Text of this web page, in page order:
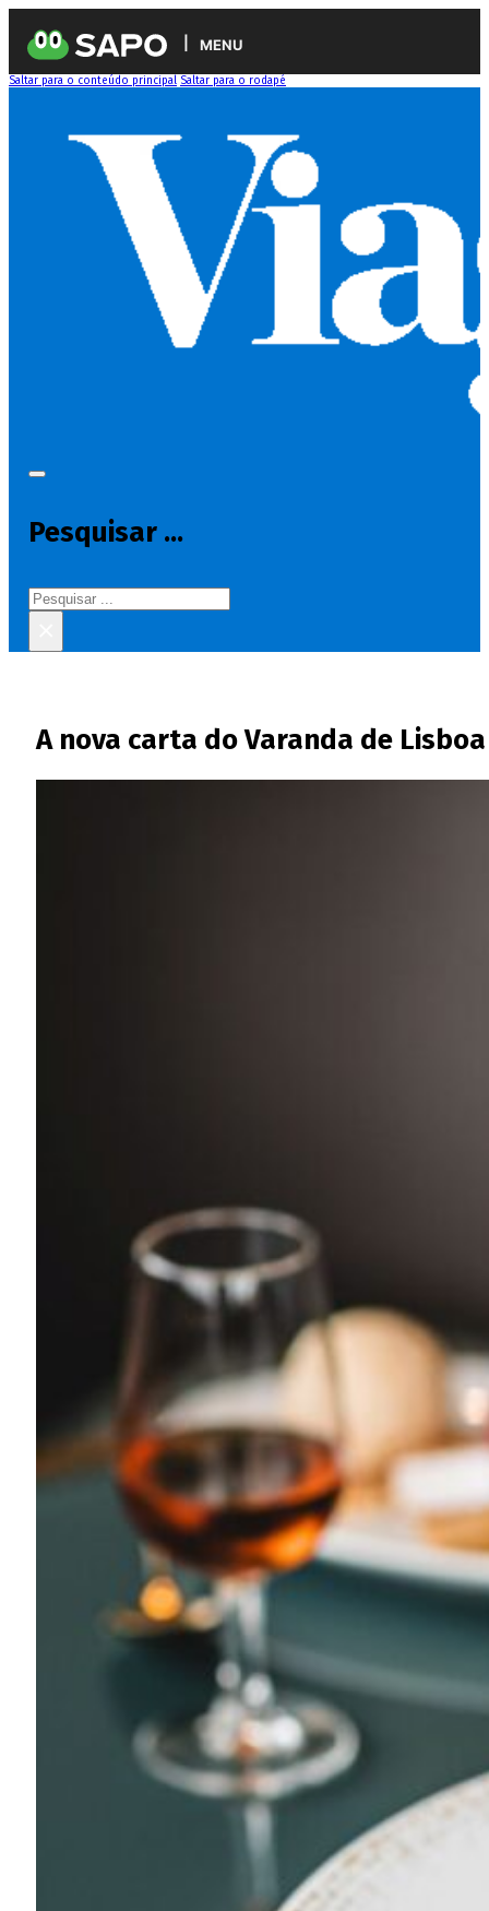
MENU
Saltar para o conteúdo principal Saltar para o rodapé
Pesquisar ...
Pesquisar
A nova carta do Varanda de